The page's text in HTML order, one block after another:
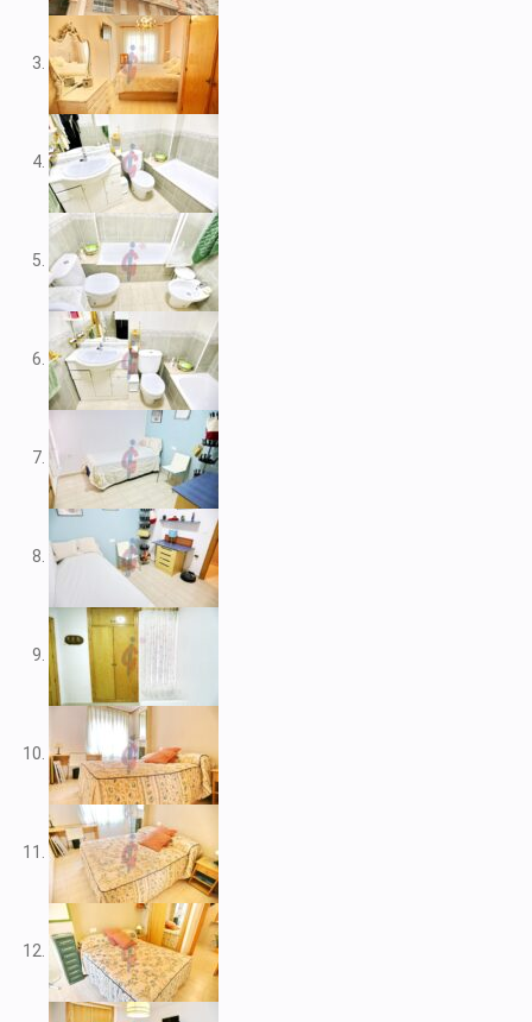
V1974
V1975
V1980
V1984
V2022
V2023
V2024
V2026
V2037
V2038
V2039
V2043
V2045
V2049
V2052
V2056B
V2059
V2060
V2061
V2062
V2077
V2088
V2096
V2100
V2104
V2109
V2111
V2117
V2120
V2122
V2125
V2127
V2139
V2156
V2159
V2160
V2161
V2163
V2165
V2172
V2177
V2178
V2183
V2187
V2192
V2199